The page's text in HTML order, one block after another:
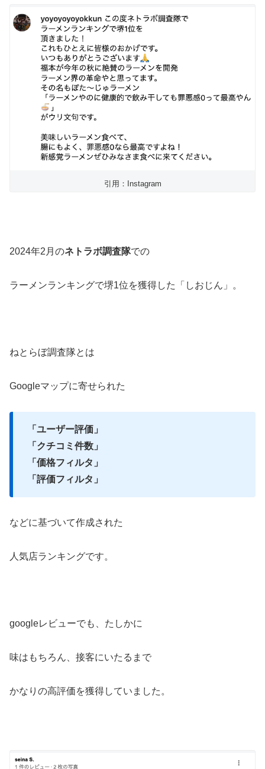
引用：Instagram
2024年2月のネトラボ調査隊での
ラーメンランキングで堺1位を獲得した「しおじん」。
ねとらぼ調査隊とは
Googleマップに寄せられた
「ユーザー評価」
「クチコミ件数」
「価格フィルタ」
「評価フィルタ」
などに基づいて作成された
人気店ランキングです。
googleレビューでも、たしかに
味はもちろん、接客にいたるまで
かなりの高評価を獲得していました。